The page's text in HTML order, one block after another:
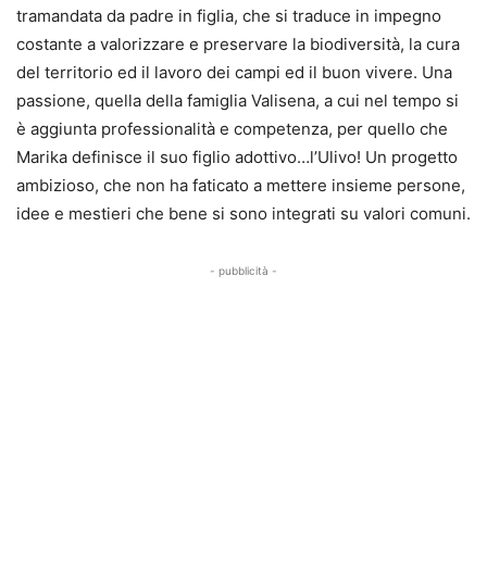
tramandata da padre in figlia, che si traduce in impegno
costante a valorizzare e preservare la biodiversità, la cura
del territorio ed il lavoro dei campi ed il buon vivere. Una
passione, quella della famiglia Valisena, a cui nel tempo si
è aggiunta professionalità e competenza, per quello che
Marika definisce il suo figlio adottivo…l’Ulivo! Un progetto
ambizioso, che non ha faticato a mettere insieme persone,
idee e mestieri che bene si sono integrati su valori comuni.
- pubblicità -